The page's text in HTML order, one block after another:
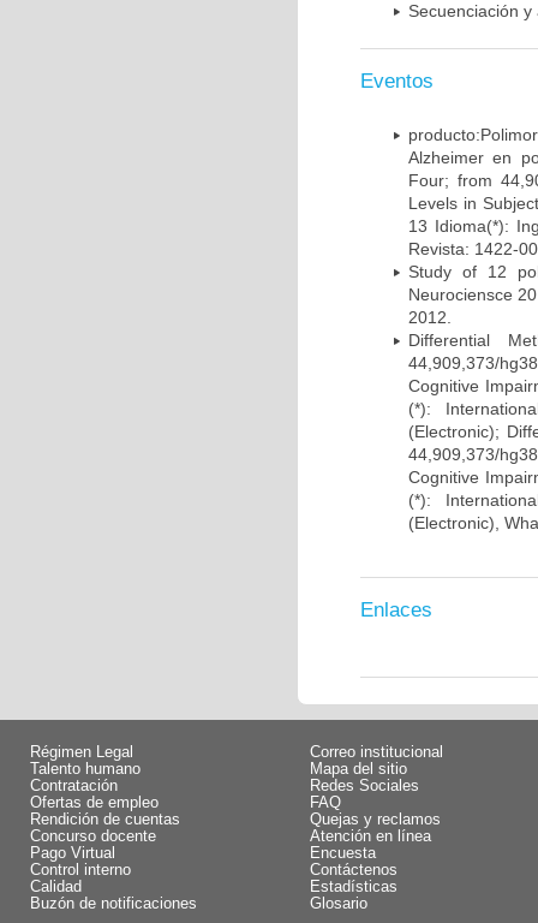
Secuenciación
Eventos
Alzheimer en
Four; from
Levels in
13 Idioma(*):
Revista: 1422-
Study of 12
Neurociensce
2012.
Differential
44,909,373/
Cognitive
(*):
(Electronic);
44,909,373/
Cognitive
(*):
(Electronic),
Enlaces
Régimen Legal
Talento humano
Contratación
Ofertas de empleo
Rendición de cuentas
Concurso docente
Pago Virtual
Control interno
Calidad
Buzón de notificaciones
Correo institucional
Mapa del sitio
Redes Sociales
FAQ
Quejas y reclamos
Atención en línea
Encuesta
Contáctenos
Estadísticas
Glosario